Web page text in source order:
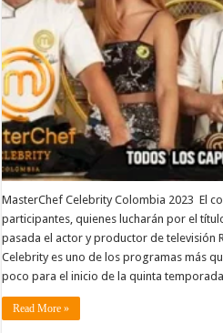
MasterChef Celebrity Colombia 2023 El
participantes, quienes lucharán por el
pasada el actor y productor de televisión
Celebrity es uno de los programas más
poco para el inicio de la quinta
Read More »